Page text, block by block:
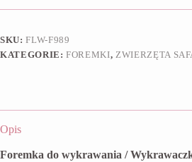
SKU:FLW-F989
KATEGORIE:FOREMKI,ZWIERZĘTA
Opis
Foremka do wykrawania /